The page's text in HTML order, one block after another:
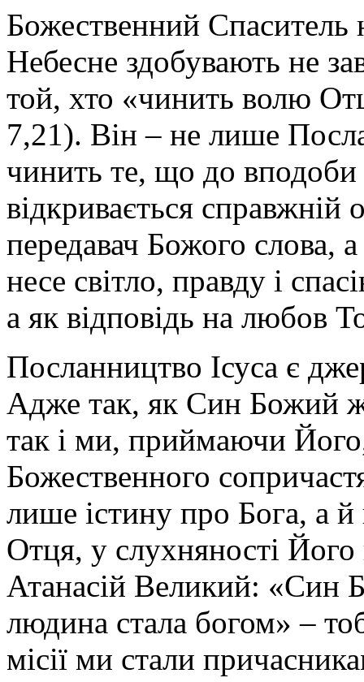
Божественний Спаситель
Небесне здобувають не
той, хто «чинить волю
7,21). Він – не лише
чинить те, що до
відкривається
передавач Божого слова,
несе світло, правду і
а як відповідь на любов
Посланництво Ісуса є
Адже так, як Син Божий
так і ми, приймаючи
Божественного
лише істину про Бога, а
Отця, у слухняності Його
Атанасій Великий:
людина стала богом» –
місії ми стали